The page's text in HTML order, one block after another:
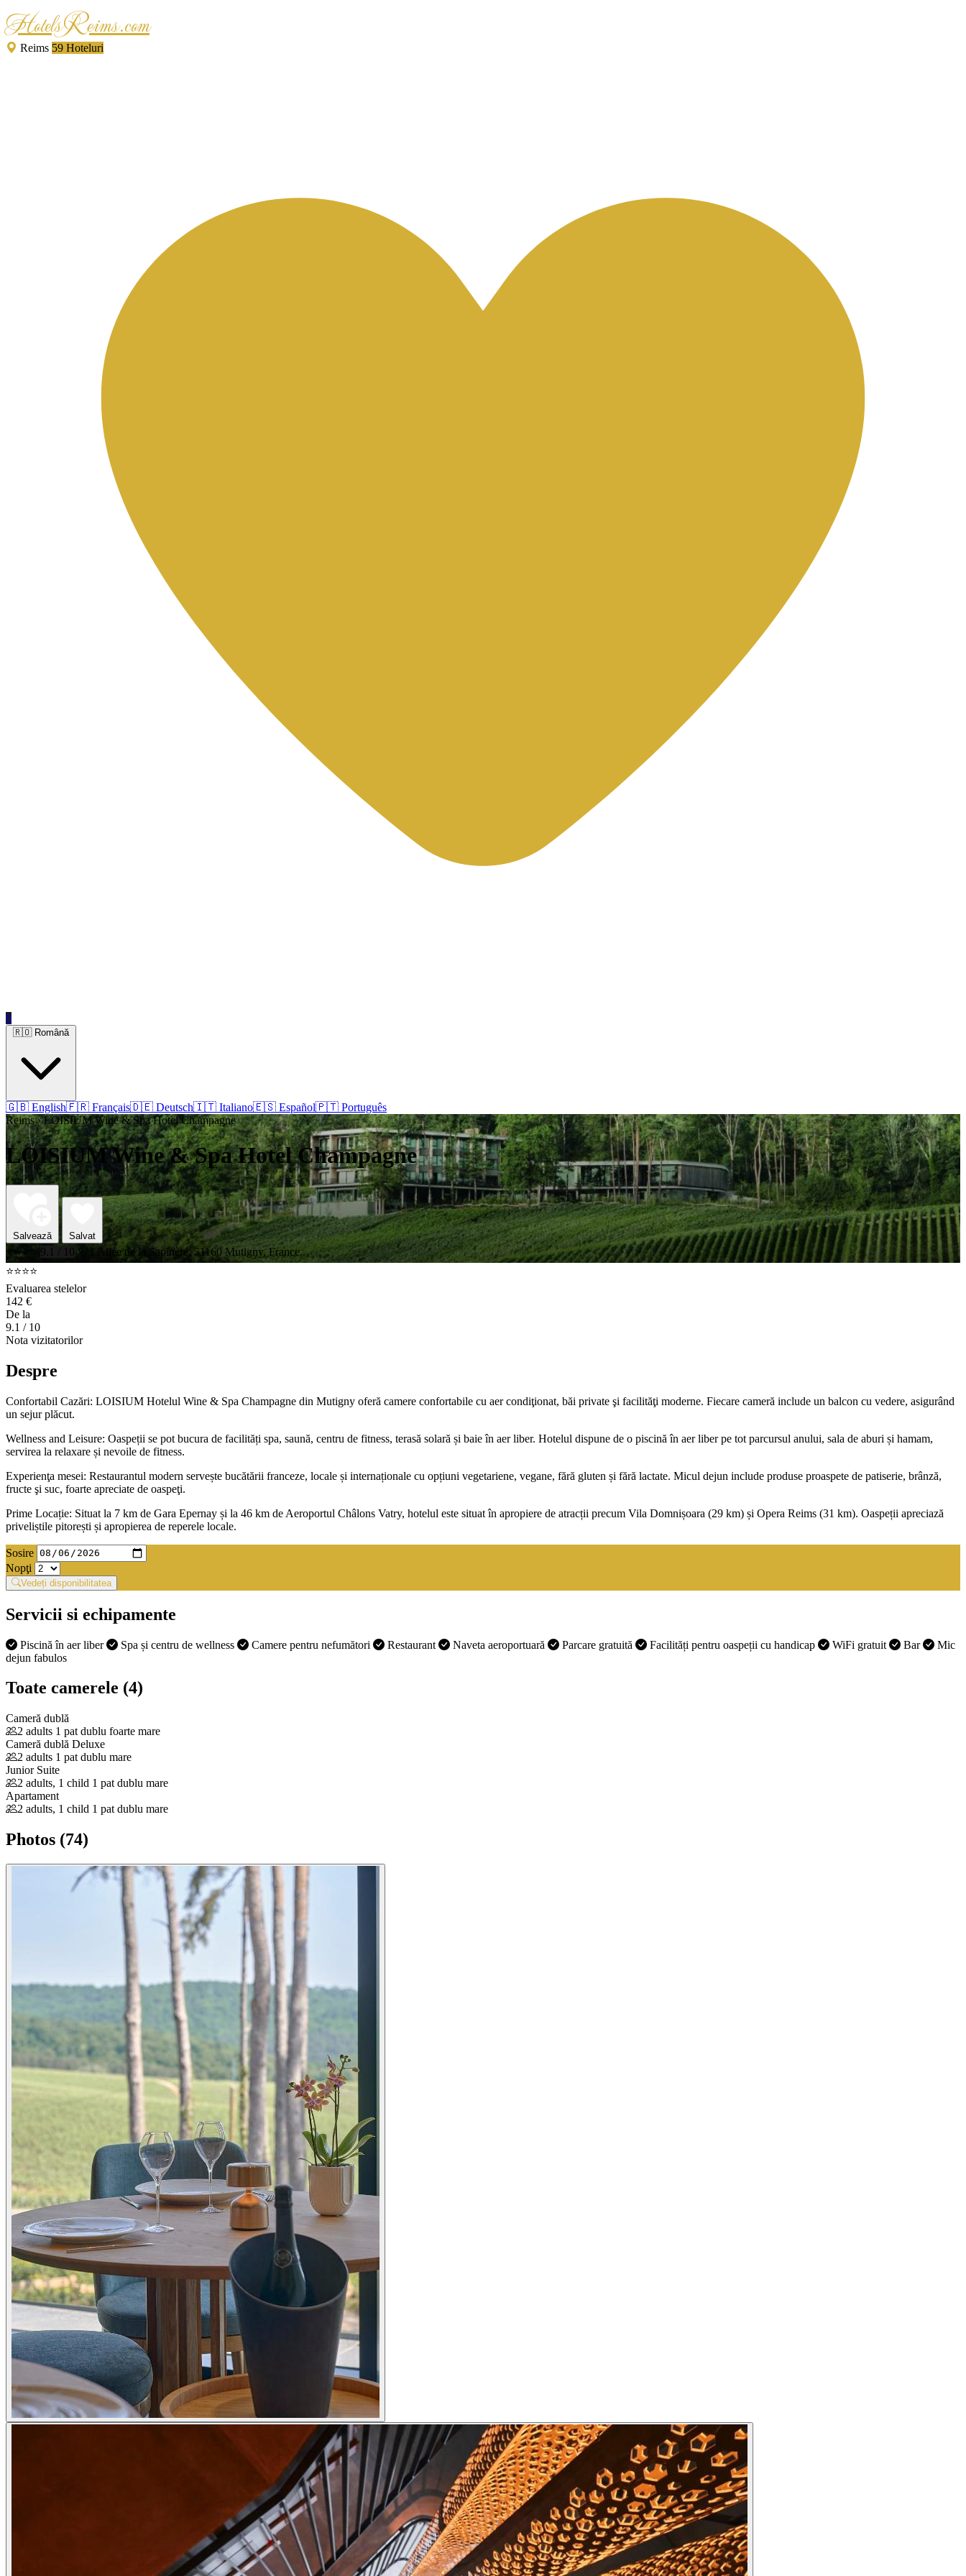
HotelsReims.com
Reims 59 Hoteluri
0
🇷🇴 Română
🇬🇧 English🇫🇷 Français🇩🇪 Deutsch🇮🇹 Italiano🇪🇸 Español🇵🇹 Português
Reims › LOISIUM Wine & Spa Hotel Champagne
LOISIUM Wine & Spa Hotel Champagne
Salvează Salvat
⭐⭐⭐⭐ 9.1 / 10
1 Allée de la Sapinère, 51160 Mutigny, France
⭐⭐⭐⭐
Evaluarea stelelor
142 €
De la
9.1 / 10
Nota vizitatorilor
Despre
Confortabil Cazări: LOISIUM Hotelul Wine & Spa Champagne din Mutigny oferă camere confortabile cu aer condiţionat, băi private şi facilităţi moderne. Fiecare cameră include un balcon cu vedere, asigurând
un sejur plăcut.
Wellness and Leisure: Oaspeții se pot bucura de facilități spa, saună, centru de fitness, terasă solară și baie în aer liber. Hotelul dispune de o piscină în aer liber pe tot parcursul anului, sala de aburi și hamam,
servirea la relaxare și nevoile de fitness.
Experienţa mesei: Restaurantul modern servește bucătării franceze, locale și internaționale cu opțiuni vegetariene, vegane, fără gluten și fără lactate. Micul dejun include produse proaspete de patiserie, brânză,
fructe şi suc, foarte apreciate de oaspeţi.
Prime Locație: Situat la 7 km de Gara Epernay și la 46 km de Aeroportul Châlons Vatry, hotelul este situat în apropiere de atracții precum Vila Domnișoara (29 km) și Opera Reims (31 km). Oaspeții apreciază
priveliștile pitorești și apropierea de reperele locale.
Sosire
Nopţi
Vedeți disponibilitatea
Servicii si echipamente
Piscină în aer liber Spa și centru de wellness Camere pentru nefumători Restaurant Naveta aeroportuară Parcare gratuită Facilități pentru oaspeții cu handicap WiFi gratuit Bar
Mic
dejun fabulos
Toate camerele (4)
Cameră dublă
2 adults 1 pat dublu foarte mare
Cameră dublă Deluxe
2 adults 1 pat dublu mare
Junior Suite
2 adults, 1 child 1 pat dublu mare
Apartament
2 adults, 1 child 1 pat dublu mare
Photos (74)